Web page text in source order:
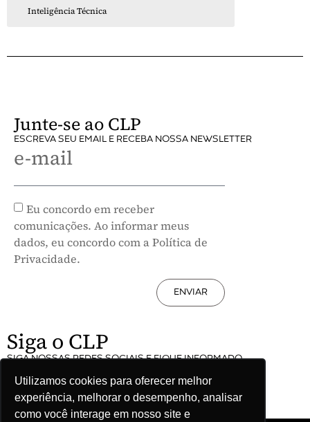
Utilizamos cookies para oferecer melhor
experiência, melhorar o desempenho, analisar
como você interage em nosso site e
Inteligência Técnica
Junte-se ao CLP
ESCREVA SEU EMAIL E RECEBA NOSSA NEWSLETTER
e-mail
Eu concordo em receber
comunicações. Ao informar meus
dados, eu concordo com a Política de
Privacidade.
ENVIAR
Siga o CLP
SIGA NOSSAS REDES SOCIAIS E FIQUE INFORMADO